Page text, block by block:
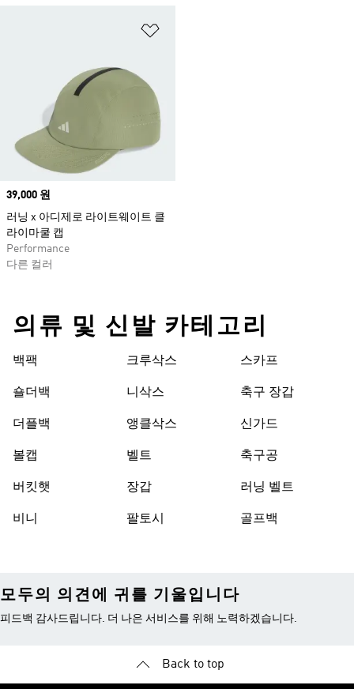
Price
39,000 원
러닝 x 아디제로 라이트웨이트 클
라이마쿨 캡
Performance
다른 컬러
의류 및 신발 카테고리
백팩
숄더백
더플백
볼캡
버킷햇
비니
크루삭스
니삭스
앵클삭스
벨트
장갑
팔토시
스카프
축구 장갑
신가드
축구공
러닝 벨트
골프백
모두의 의견에 귀를 기울입니다
피드백 감사드립니다. 더 나은 서비스를 위해 노력하겠습니다.
Back to top